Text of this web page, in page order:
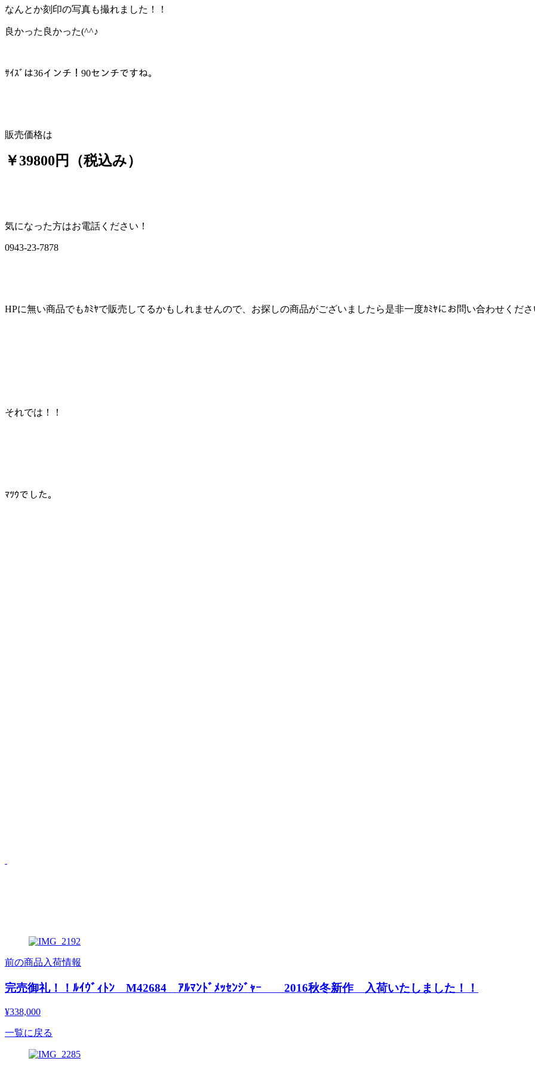
なんとか刻印の写真も撮れました！！
良かった良かった(^^♪
ｻｲｽﾞは36インチ！90センチですね。
販売価格は
￥39800円（税込み）
気になった方はお電話ください！
0943-23-7878
HPに無い商品でもｶﾐﾔで販売してるかもしれませんので、お探しの商品がございましたら是非一度ｶﾐﾔにお問い合わせくだ
それでは！！
ﾏﾂｳでした。
前の商品入荷情報
完売御礼！！ﾙｲｳﾞｨﾄﾝ M42684 ｱﾙﾏﾝﾄﾞﾒｯｾﾝｼﾞｬｰ 2016秋冬新作 入荷いたしました！！
¥338,000
一覧に戻る